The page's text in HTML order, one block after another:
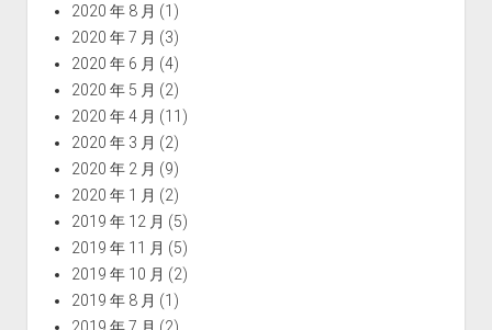
2020 年 8 月 (1)
2020 年 7 月 (3)
2020 年 6 月 (4)
2020 年 5 月 (2)
2020 年 4 月 (11)
2020 年 3 月 (2)
2020 年 2 月 (9)
2020 年 1 月 (2)
2019 年 12 月 (5)
2019 年 11 月 (5)
2019 年 10 月 (2)
2019 年 8 月 (1)